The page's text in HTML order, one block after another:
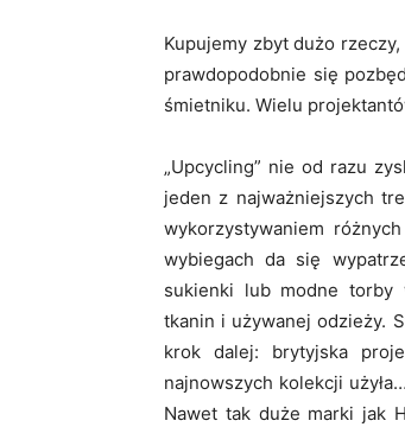
Kupujemy zbyt dużo
prawdopodobnie się
śmietniku. Wielu
„Upcycling” nie od razu
jeden z najważniejszych
wykorzystywaniem
wybiegach da się
sukienki lub modne torby
tkanin i używanej odzieży.
krok dalej: brytyjska
najnowszych kolekcji
Nawet tak duże marki jak